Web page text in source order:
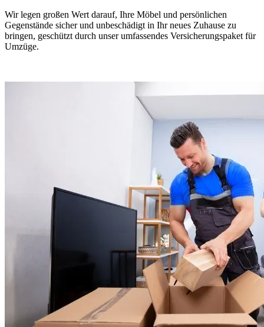
Wir legen großen Wert darauf, Ihre Möbel und persönlichen
Gegenstände sicher und unbeschädigt in Ihr neues Zuhause zu
bringen, geschützt durch unser umfassendes Versicherungspaket für
Umzüge.